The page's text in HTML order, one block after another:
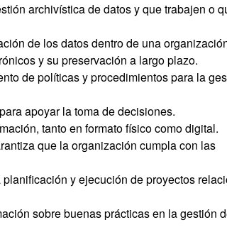
archivística de datos y que trabajen o
de los datos dentro de una
y su preservación a largo plazo.
de políticas y procedimientos para la
apoyar la toma de decisiones.
tanto en formato físico como digital.
que la organización cumpla con las
y ejecución de proyectos
sobre buenas prácticas en la gestión